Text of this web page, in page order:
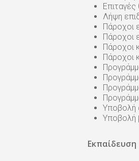
Λήψη
Πάροχοι
Πάροχοι
Πάροχοι
Πάροχοι
Υποβολή
Υποβολή
Εκπαίδευση